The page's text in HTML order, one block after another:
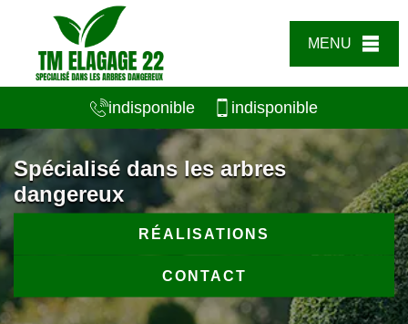
MENU
indisponible indisponible
Spécialisé dans les arbres
dangereux
RÉALISATIONS
CONTACT